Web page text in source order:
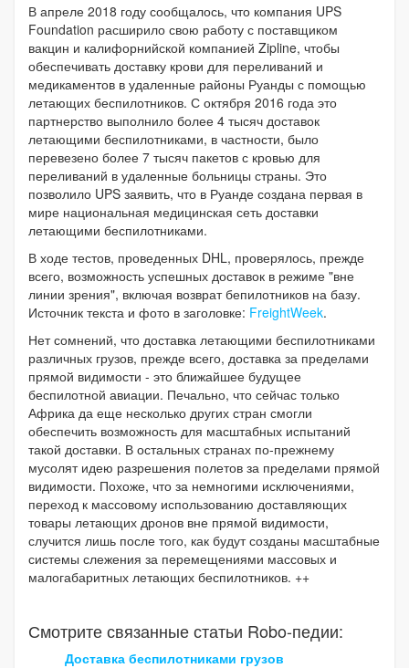
В апреле 2018 году сообщалось, что компания UPS
Foundation расширило свою работу с поставщиком
вакцин и калифорнийской компанией Zipline, чтобы
обеспечивать доставку крови для переливаний и
медикаментов в удаленные районы Руанды с помощью
летающих беспилотников. С октября 2016 года это
партнерство выполнило более 4 тысяч доставок
летающими беспилотниками, в частности, было
перевезено более 7 тысяч пакетов с кровью для
переливаний в удаленные больницы страны. Это
позволило UPS заявить, что в Руанде создана первая в
мире национальная медицинская сеть доставки
летающими беспилотниками.
В ходе тестов, проведенных DHL, проверялось, прежде
всего, возможность успешных доставок в режиме "вне
линии зрения", включая возврат бепилотников на базу.
Источник текста и фото в заголовке: FreightWeek.
Нет сомнений, что доставка летающими беспилотниками
различных грузов, прежде всего, доставка за пределами
прямой видимости - это ближайшее будущее
беспилотной авиации. Печально, что сейчас только
Африка да еще несколько других стран смогли
обеспечить возможность для масштабных испытаний
такой доставки. В остальных странах по-прежнему
мусолят идею разрешения полетов за пределами прямой
видимости. Похоже, что за немногими исключениями,
переход к массовому использованию доставляющих
товары летающих дронов вне прямой видимости,
случится лишь после того, как будут созданы масштабные
системы слежения за перемещениями массовых и
малогабаритных летающих беспилотников. ++
Смотрите связанные статьи Robo-педии:
Доставка беспилотниками грузов